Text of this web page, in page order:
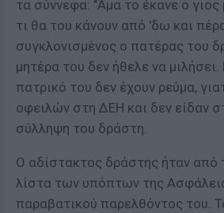
τα σύννεφα: "Αμα το έκανε ο γιος
τι θα του κάνουν από 'δω και
συγκλονισμένος ο πατέρας του
μητέρα του δεν ήθελε να
πατρικό του δεν έχουν ρεύμα,
οφειλών στη ΔΕΗ και δεν είδαν
σύλληψη του δράστη.
Ο αδίστακτος δράστης ήταν
λίστα των υπόπτων της
παραβατικού παρελθόντος του.